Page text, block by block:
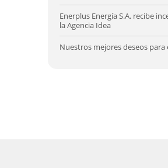
Enerplus Energía S.A. recibe
la Agencia Idea
Nuestros mejores deseos para